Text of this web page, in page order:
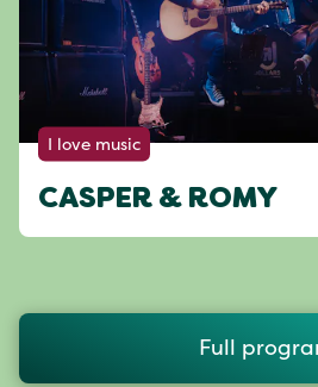
I love music
CASPER & ROMY
Full